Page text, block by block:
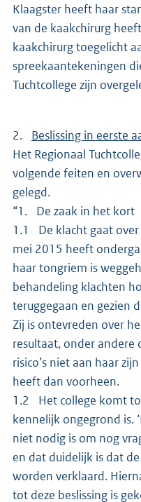
Klaagster heeft haar
van de kaakchirurg
kaakchirurg toegelicht
spreekaantekeningen
Tuchtcollege zijn
2. Beslissing in eerste
Het Regionaal
volgende feiten en
gelegd.
“1. De zaak in het kort
1.1 De klacht gaat
mei 2015 heeft
haar tongriem is
behandeling klachten
teruggegaan en gezien
Zij is ontevreden over
resultaat, onder andere
risico’s niet aan haar
heeft dan voorheen.
1.2 Het college komt
kennelijk ongegrond is.
niet nodig is om nog
en dat duidelijk is dat
worden verklaard.
tot deze beslissing is